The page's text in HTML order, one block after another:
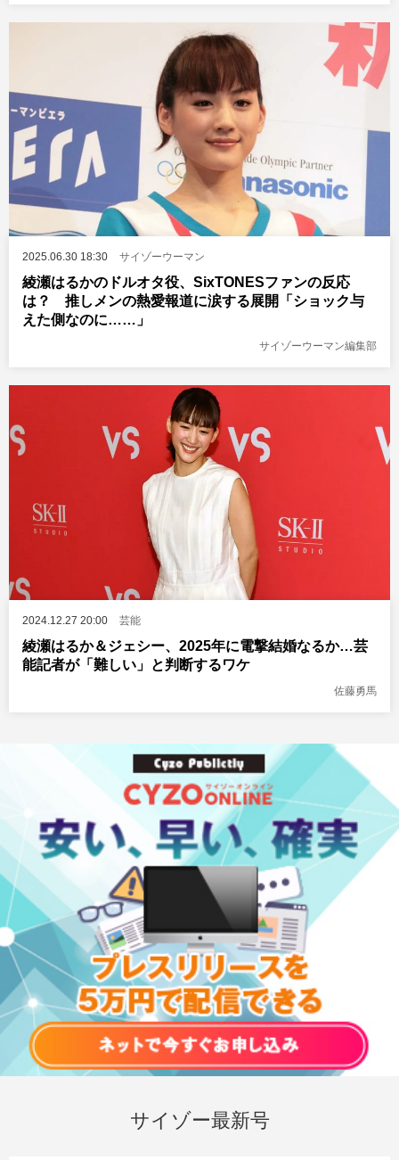
2025.06.30 18:30 サイゾーウーマン
綾瀬はるかのドルオタ役、SixTONESファンの反応
は？ 推しメンの熱愛報道に涙する展開「ショック与
えた側なのに……」
サイゾーウーマン編集部
2024.12.27 20:00 芸能
綾瀬はるか＆ジェシー、2025年に電撃結婚なるか…芸
能記者が「難しい」と判断するワケ
佐藤勇馬
サイゾー最新号